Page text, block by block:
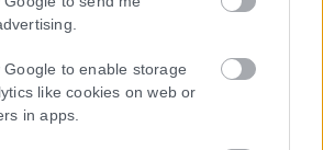
Google to enable storage
like cookies on web or
in apps.
“POLITICAL MEDIA GROUP A.E.” και κατ’
(ΕΕ) 2018/334 της Επιτροπής της
με τα μέτρα για την αποτελεσματική
περιεχομένου στο διαδίκτυο (L 63).